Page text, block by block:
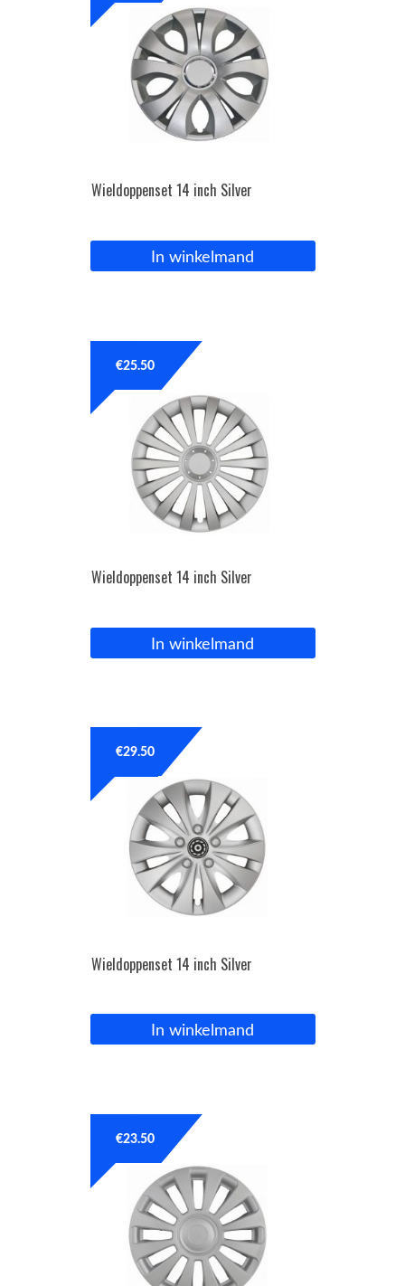
Wieldoppenset 14 inch Silver
In winkelmand
Wieldoppenset 14 inch Silver
€25.50
In winkelmand
Wieldoppenset 14 inch Silver
€29.50
In winkelmand
€23.50